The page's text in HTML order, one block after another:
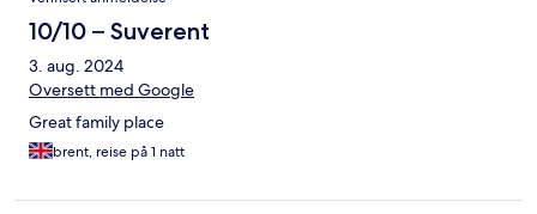
10/10 – Suverent
3. aug. 2024
Oversett med Google
Great family place
brent, reise på 1 natt